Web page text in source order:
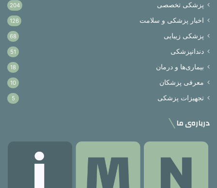
پزشکی تخصصی 204
اخبار پزشکی و سلامت 126
پزشکی زیبایی 68
دندانپزشکی 51
بیماری‌ها و درمان 18
معرفی پزشکان 10
تجهیزات پزشکی 5
درباره‌ی ما